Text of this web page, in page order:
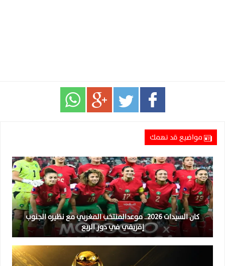
مواضيع قد تهمك
كان السيدات 2026.. موعدالمنتخب المغربي مع نظيره الجنوب
إفريقي في دور الربع